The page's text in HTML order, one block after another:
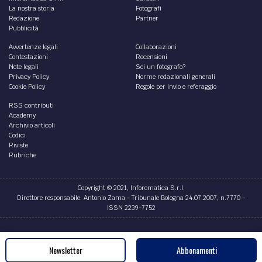
La nostra storia
Redazione
Pubblicità
Fotografi
Partner
Avvertenze legali
Contestazioni
Note legali
Privacy Policy
Cookie Policy
Collaborazioni
Recensioni
Sei un fotografo?
Norme redazionali generali
Regole per invio e referaggio
RSS contributi
Academy
Archivio articoli
Codici
Riviste
Rubriche
Copyright © 2021, Inforomatica S.r.l.
Direttore responsabile: Antonio Zama - Tribunale Bologna 24.07.2007, n.7770 -
ISSN 2239-7752
Credits
Newsletter Abbonamenti